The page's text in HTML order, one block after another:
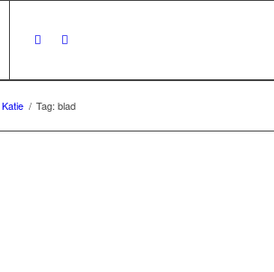
/ Tag: blad